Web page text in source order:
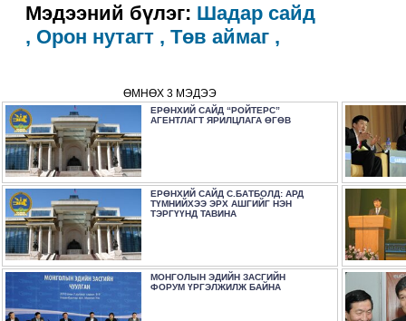
Мэдээний бүлэг: Шадар сайд
, Орон нутагт , Төв аймаг ,
ӨМНӨХ 3 МЭДЭЭ
ЕРӨНХИЙ САЙД “РОЙТЕРС”
АГЕНТЛАГТ ЯРИЛЦЛАГА ӨГӨВ
ЕРӨНХИЙ САЙД С.БАТБОЛД: АРД
ТҮМНИЙХЭЭ ЭРХ АШГИЙГ НЭН
ТЭРГҮҮНД ТАВИНА
МОНГОЛЫН ЭДИЙН ЗАСГИЙН
ФОРУМ ҮРГЭЛЖИЛЖ БАЙНА